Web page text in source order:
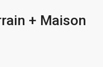
+ Maison